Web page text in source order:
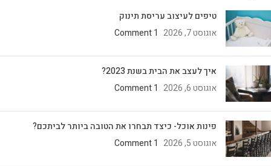
טיפים לעיצוב עריסת תינוק
אוגוסט 7, 2026
1 Comment
איך לעצב את הבית בשנת 2023?
אוגוסט 6, 2026
1 Comment
פינות אוכל- כיצד תבחרו את הטובה ביותר לביתכם?
אוגוסט 5, 2026
1 Comment